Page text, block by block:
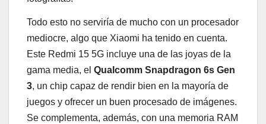
Todo esto no serviría de mucho con un procesador
mediocre, algo que Xiaomi ha tenido en cuenta.
Este Redmi 15 5G incluye una de las joyas de la
gama media, el Qualcomm Snapdragon 6s Gen
3, un chip capaz de rendir bien en la mayoría de
juegos y ofrecer un buen procesado de imágenes.
Se complementa, además, con una memoria RAM